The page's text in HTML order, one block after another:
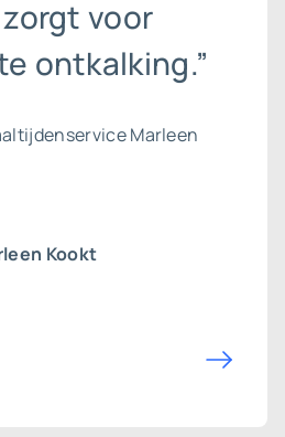
voor
ontkalking.”
Marleen
Kookt